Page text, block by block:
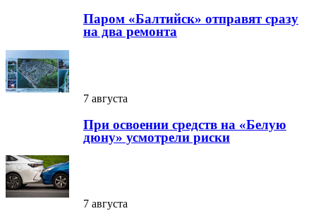
Паром «Балтийск» отправят сразу
на два ремонта
7 августа
При освоении средств на «Белую
дюну» усмотрели риски
7 августа